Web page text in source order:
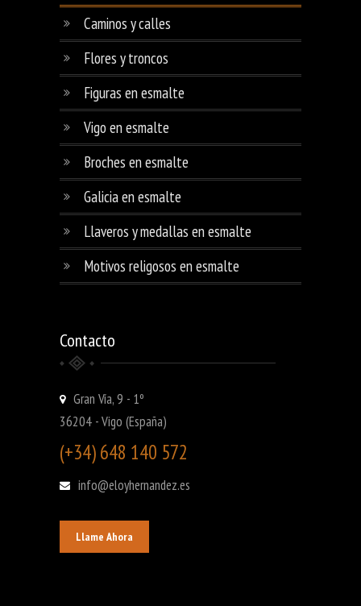
Caminos y calles
Flores y troncos
Figuras en esmalte
Vigo en esmalte
Broches en esmalte
Galicia en esmalte
Llaveros y medallas en esmalte
Motivos religosos en esmalte
Contacto
Gran Vía, 9 - 1º
36204 - Vigo (España)
(+34) 648 140 572
info@eloyhernandez.es
Llame Ahora